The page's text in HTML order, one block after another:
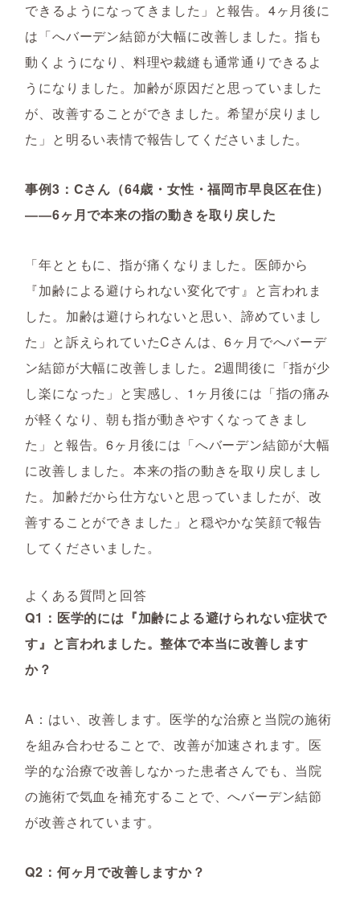
できるようになってきました」と報告。4ヶ月後に
は「へバーデン結節が大幅に改善しました。指も
動くようになり、料理や裁縫も通常通りできるよ
うになりました。加齢が原因だと思っていました
が、改善することができました。希望が戻りまし
た」と明るい表情で報告してくださいました。
事例3：Cさん（64歳・女性・福岡市早良区在住）
――6ヶ月で本来の指の動きを取り戻した
「年とともに、指が痛くなりました。医師から
『加齢による避けられない変化です』と言われま
した。加齢は避けられないと思い、諦めていまし
た」と訴えられていたCさんは、6ヶ月でへバーデ
ン結節が大幅に改善しました。2週間後に「指が少
し楽になった」と実感し、1ヶ月後には「指の痛み
が軽くなり、朝も指が動きやすくなってきまし
た」と報告。6ヶ月後には「へバーデン結節が大幅
に改善しました。本来の指の動きを取り戻しまし
た。加齢だから仕方ないと思っていましたが、改
善することができました」と穏やかな笑顔で報告
してくださいました。
よくある質問と回答
Q1：医学的には『加齢による避けられない症状で
す』と言われました。整体で本当に改善します
か？
A：はい、改善します。医学的な治療と当院の施術
を組み合わせることで、改善が加速されます。医
学的な治療で改善しなかった患者さんでも、当院
の施術で気血を補充することで、へバーデン結節
が改善されています。
Q2：何ヶ月で改善しますか？